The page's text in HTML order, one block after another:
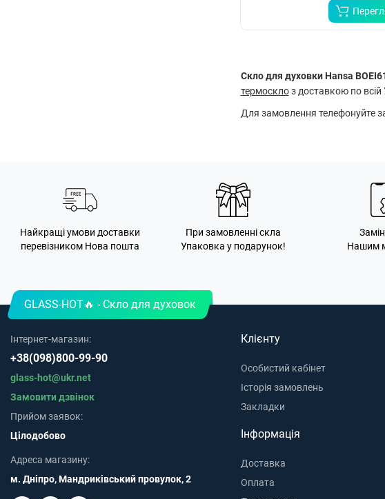
Скло для духовки Hansa
термосклоз доставкою по всій
Для замовлення телефонуйте
Найкращі умови доставки
перевізником Нова пошта
При замовленні скла
Упаковка у подарунок!
Нашим
GLASS-HOT🔥 - Скло для духовок
Інтернет-магазин:
+38(098)800-99-90
glass-hot@ukr.net
Замовити дзвінок
Прийом заявок:
Цілодобово
Адреса магазину:
м. Дніпро, Мандриківський провулок, 2
Клієнту
Особистий кабінет
Історія замовлень
Закладки
Інформація
Доставка
Оплата